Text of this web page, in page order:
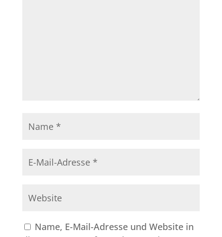
Name, E-Mail-Adresse und Website in